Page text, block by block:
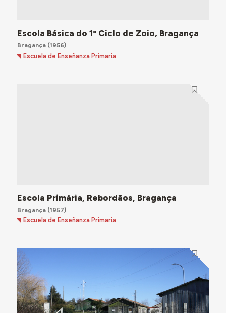
Escola Básica do 1º Ciclo de Zoio, Bragança
Bragança(1956)
Escuela de Enseñanza Primaria
Escola Primária, Rebordãos, Bragança
Bragança(1957)
Escuela de Enseñanza Primaria